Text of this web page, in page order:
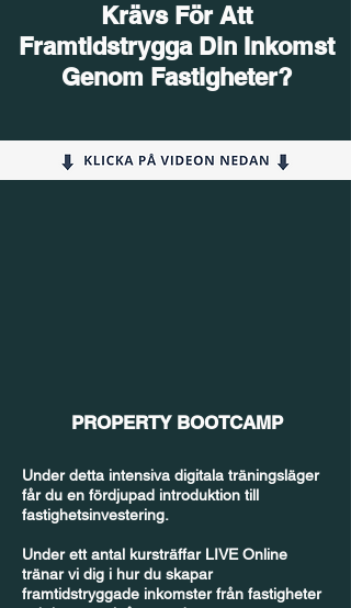
Krävs För Att
Framtidstrygga Din Inkomst
Genom Fastigheter?
PROPERTY BOOTCAMP
Under detta intensiva digitala träningsläger
får du en fördjupad introduktion till
fastighetsinvestering.
Under ett antal kursträffar LIVE Online
tränar vi dig i hur du skapar
framtidstryggade inkomster från fastigheter